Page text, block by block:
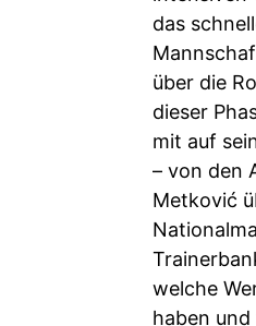
das
über die
dieser
mit auf
– von den
Metković
welche
haben